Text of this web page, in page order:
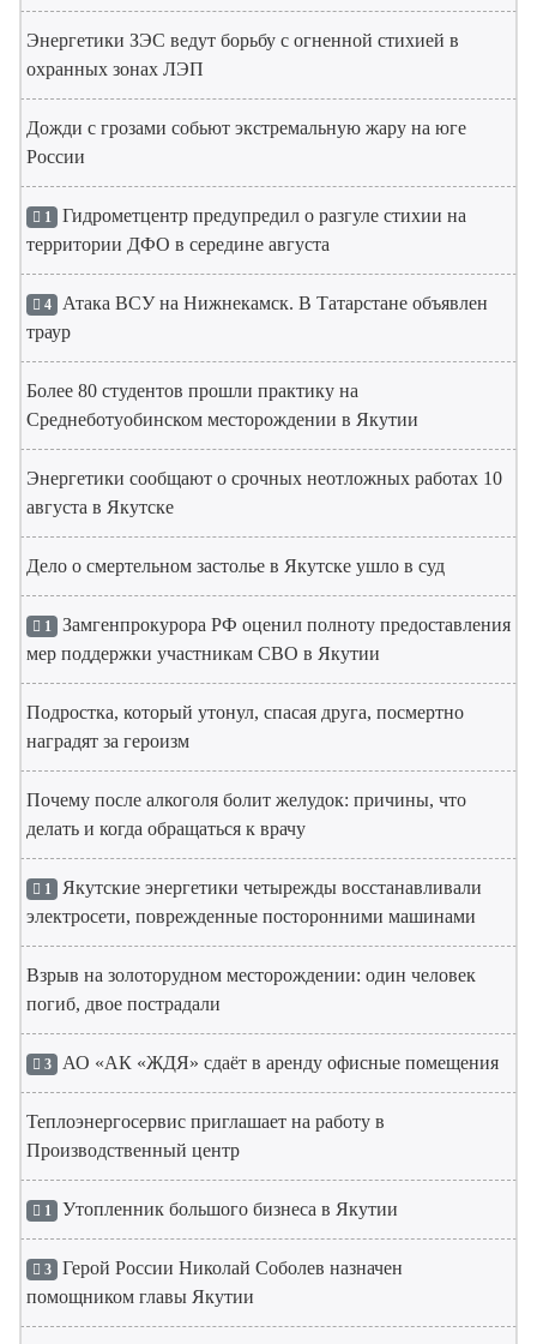
Энергетики ЗЭС ведут борьбу с огненной стихией в
охранных зонах ЛЭП
Дожди с грозами собьют экстремальную жару на юге
России
1 Гидрометцентр предупредил о разгуле стихии на
территории ДФО в середине августа
4 Атака ВСУ на Нижнекамск. В Татарстане объявлен
траур
Более 80 студентов прошли практику на
Среднеботуобинском месторождении в Якутии
Энергетики сообщают о срочных неотложных работах 10
августа в Якутске
Дело о смертельном застолье в Якутске ушло в суд
1 Замгенпрокурора РФ оценил полноту предоставления
мер поддержки участникам СВО в Якутии
Подростка, который утонул, спасая друга, посмертно
наградят за героизм
Почему после алкоголя болит желудок: причины, что
делать и когда обращаться к врачу
1 Якутские энергетики четырежды восстанавливали
электросети, поврежденные посторонними машинами
Взрыв на золоторудном месторождении: один человек
погиб, двое пострадали
3 АО «АК «ЖДЯ» сдаёт в аренду офисные помещения
Теплоэнергосервис приглашает на работу в
Производственный центр
1 Утопленник большого бизнеса в Якутии
3 Герой России Николай Соболев назначен
помощником главы Якутии